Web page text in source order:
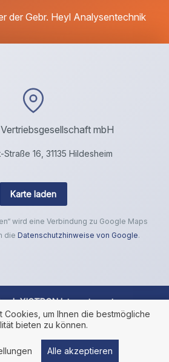
der Gebr. Heyl Analysentechnik
mbH
16, 31135 Hildesheim
Karte laden
wird eine Verbindung zu Google Maps
die Datenschutzhinweise von Google.
XICTRON Internetagentur.
um Ihnen die bestmögliche
bieten zu können.
Alle akzeptieren